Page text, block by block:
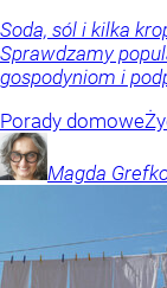
Soda, sól i kilka
Sprawdzamy
gospodyniom i
Porady domowe
Magda